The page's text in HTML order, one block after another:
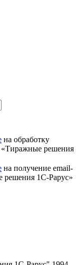
на обработку
решения
на получение email-
1С-Рарус»